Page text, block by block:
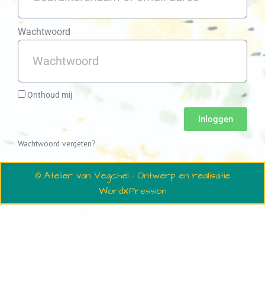
Wachtwoord
Onthoud mij
Inloggen
Wachtwoord vergeten?
© Atelier van Vegchel · Ontwerp en realisatie
WordXPression